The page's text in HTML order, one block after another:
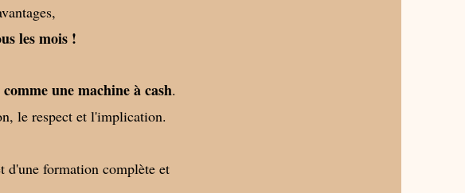
les mois !
une machine à cash.
le respect et l'implication.
d'une formation complète et